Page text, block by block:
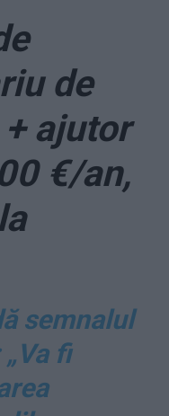
de
ajutor
€/an,
semnalul
fi